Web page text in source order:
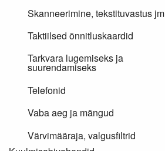
Skanneerimine, tekstituvastus jm
Taktiilsed õnnitluskaardid
Tarkvara lugemiseks ja
suurendamiseks
Telefonid
Vaba aeg ja mängud
Värvimääraja, valgusfiltrid